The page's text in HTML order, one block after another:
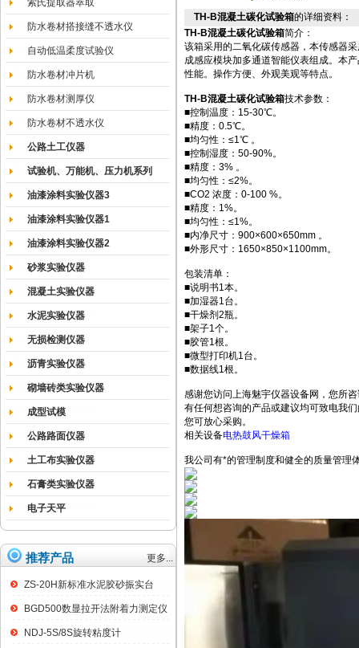
索氏提取器萃取
防水卷材搭接缝不透水仪
自动低温柔度试验仪
防水卷材冲片机
防水卷材测厚仪
防水卷材不透水仪
公路土工仪器
试验机、万能机、压力机系列
油漆涂料实验仪器3
油漆涂料实验仪器1
油漆涂料实验仪器2
砂浆实验仪器
混凝土实验仪器
水泥实验仪器
无损检测仪器
沥青实验仪器
砌墙砖类实验仪器
成型试模
公路路面仪器
土工布实验仪器
石膏类实验仪器
电子天平
推荐产品 更多...
ZS-20H新标准水泥胶砂振实台
BGD500数显拉开法附着力测定仪
NDJ-5S/8S旋转粘度计
TH-B混凝土碳化试验箱的详细资料：
TH-B混凝土碳化试验箱简介：
该箱采用的二氧化碳传感器，本传感器
成感应模块加多通道智能仪表组成。本
性能。操作方便、外观美观等特点。
TH-B混凝土碳化试验箱技术参数：
■控制温度：15-30℃。
■精度：0.5℃。
■均匀性：≤1℃ 。
■控制湿度：50-90%。
■精度：3% 。
■均匀性：≤2%。
■CO2 浓度：0-100 %。
■精度：1%。
■均匀性：≤1%。
■内净尺寸：900×600×650mm 。
■外形尺寸：1650×850×1100mm。
包装清单：
■说明书1本。
■加湿器1台。
■干燥剂2瓶。
■架子1个。
■胶管1根。
■微型打印机1台。
■数据线1根。
感谢您访问上海魅宇仪器设备网，您所
有任何想咨询的产品或建议均可致电我
您可放心采购。
相关设备电热鼓风干燥箱
我公司有*的管理制度和健全的质量管理